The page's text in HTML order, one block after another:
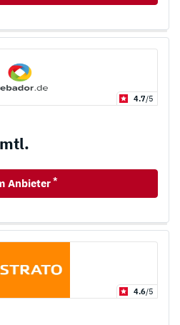
4.7/5
Anbieter *
4.6/5